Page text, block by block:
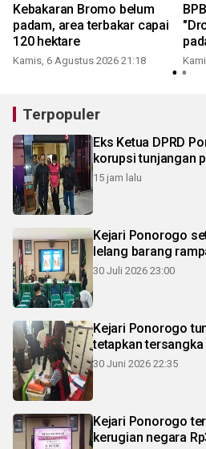
Kebakaran Bromo belum
padam, area terbakar capai
120 hektare
Kamis, 6 Agustus 2026 21:18
Terpopuler
Eks Ketua DPRD
korupsi tunjangan
15 jam lalu
Kejari Ponorogo
lelang barang
30 Juli 2026 23:00
Kejari Ponorogo
tetapkan
30 Juni 2026 22:35
Kejari Ponorogo
kerugian negara